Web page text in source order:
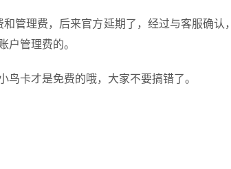
管理费，后来官方延期了，经过与客服确认，
户管理费的。
卡才是免费的哦，大家不要搞错了。